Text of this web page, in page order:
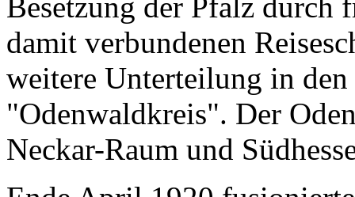
damit verbundenen
weitere Unterteilung in
"Odenwaldkreis". Der
Neckar-Raum und